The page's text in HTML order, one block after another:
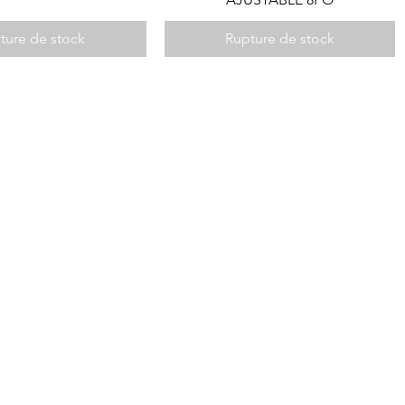
de stock Rupture de stock